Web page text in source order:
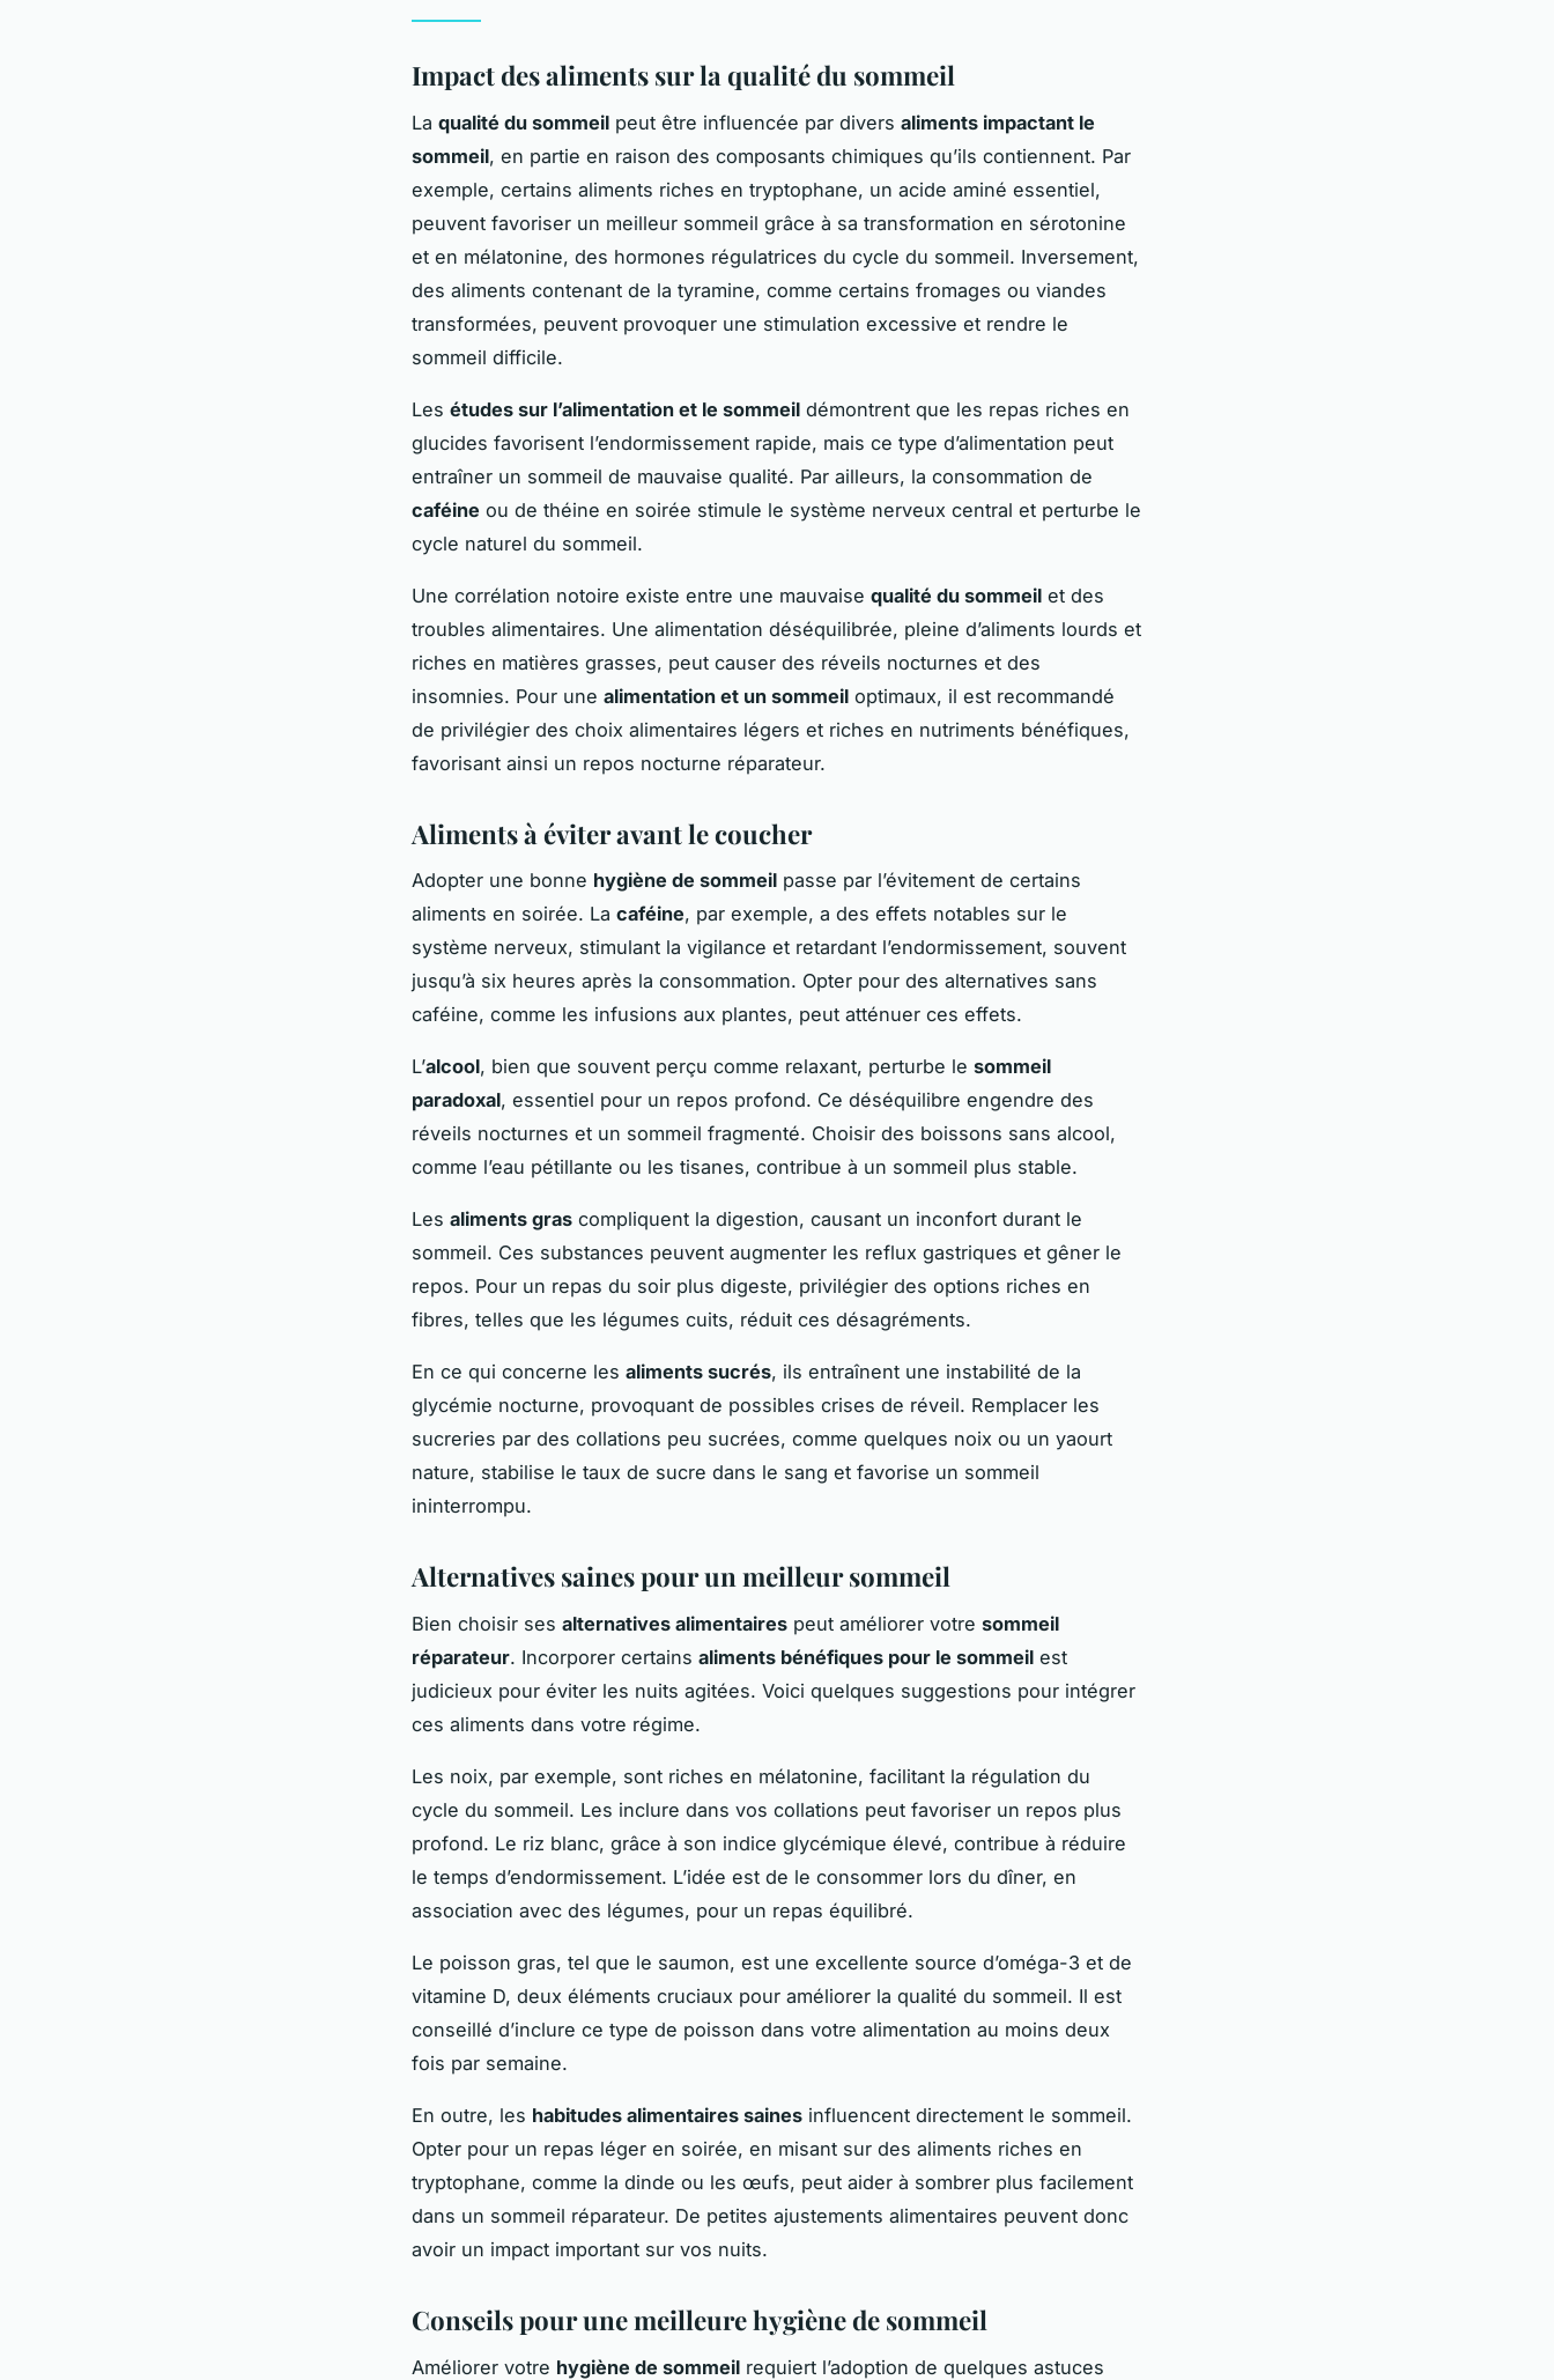
Impact des aliments sur la qualité du sommeil
La qualité du sommeil peut être influencée par divers aliments impactant le
sommeil, en partie en raison des composants chimiques qu’ils contiennent. Par
exemple, certains aliments riches en tryptophane, un acide aminé essentiel,
peuvent favoriser un meilleur sommeil grâce à sa transformation en sérotonine
et en mélatonine, des hormones régulatrices du cycle du sommeil. Inversement,
des aliments contenant de la tyramine, comme certains fromages ou viandes
transformées, peuvent provoquer une stimulation excessive et rendre le
sommeil difficile.
Les études sur l’alimentation et le sommeil démontrent que les repas riches en
glucides favorisent l’endormissement rapide, mais ce type d’alimentation peut
entraîner un sommeil de mauvaise qualité. Par ailleurs, la consommation de
caféine ou de théine en soirée stimule le système nerveux central et perturbe le
cycle naturel du sommeil.
Une corrélation notoire existe entre une mauvaise qualité du sommeil et des
troubles alimentaires. Une alimentation déséquilibrée, pleine d’aliments lourds et
riches en matières grasses, peut causer des réveils nocturnes et des
insomnies. Pour une alimentation et un sommeil optimaux, il est recommandé
de privilégier des choix alimentaires légers et riches en nutriments bénéfiques,
favorisant ainsi un repos nocturne réparateur.
Aliments à éviter avant le coucher
Adopter une bonne hygiène de sommeil passe par l’évitement de certains
aliments en soirée. La caféine, par exemple, a des effets notables sur le
système nerveux, stimulant la vigilance et retardant l’endormissement, souvent
jusqu’à six heures après la consommation. Opter pour des alternatives sans
caféine, comme les infusions aux plantes, peut atténuer ces effets.
L’alcool, bien que souvent perçu comme relaxant, perturbe le sommeil
paradoxal, essentiel pour un repos profond. Ce déséquilibre engendre des
réveils nocturnes et un sommeil fragmenté. Choisir des boissons sans alcool,
comme l’eau pétillante ou les tisanes, contribue à un sommeil plus stable.
Les aliments gras compliquent la digestion, causant un inconfort durant le
sommeil. Ces substances peuvent augmenter les reflux gastriques et gêner le
repos. Pour un repas du soir plus digeste, privilégier des options riches en
fibres, telles que les légumes cuits, réduit ces désagréments.
En ce qui concerne les aliments sucrés, ils entraînent une instabilité de la
glycémie nocturne, provoquant de possibles crises de réveil. Remplacer les
sucreries par des collations peu sucrées, comme quelques noix ou un yaourt
nature, stabilise le taux de sucre dans le sang et favorise un sommeil
ininterrompu.
Alternatives saines pour un meilleur sommeil
Bien choisir ses alternatives alimentaires peut améliorer votre sommeil
réparateur. Incorporer certains aliments bénéfiques pour le sommeil est
judicieux pour éviter les nuits agitées. Voici quelques suggestions pour intégrer
ces aliments dans votre régime.
Les noix, par exemple, sont riches en mélatonine, facilitant la régulation du
cycle du sommeil. Les inclure dans vos collations peut favoriser un repos plus
profond. Le riz blanc, grâce à son indice glycémique élevé, contribue à réduire
le temps d’endormissement. L’idée est de le consommer lors du dîner, en
association avec des légumes, pour un repas équilibré.
Le poisson gras, tel que le saumon, est une excellente source d’oméga-3 et de
vitamine D, deux éléments cruciaux pour améliorer la qualité du sommeil. Il est
conseillé d’inclure ce type de poisson dans votre alimentation au moins deux
fois par semaine.
En outre, les habitudes alimentaires saines influencent directement le sommeil.
Opter pour un repas léger en soirée, en misant sur des aliments riches en
tryptophane, comme la dinde ou les œufs, peut aider à sombrer plus facilement
dans un sommeil réparateur. De petites ajustements alimentaires peuvent donc
avoir un impact important sur vos nuits.
Conseils pour une meilleure hygiène de sommeil
Améliorer votre hygiène de sommeil requiert l’adoption de quelques astuces